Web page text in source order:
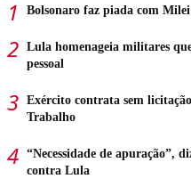
Bolsonaro faz piada com
Lula homenageia militares
pessoal
Exército contrata sem
Trabalho
“Necessidade de apuração”,
contra Lula